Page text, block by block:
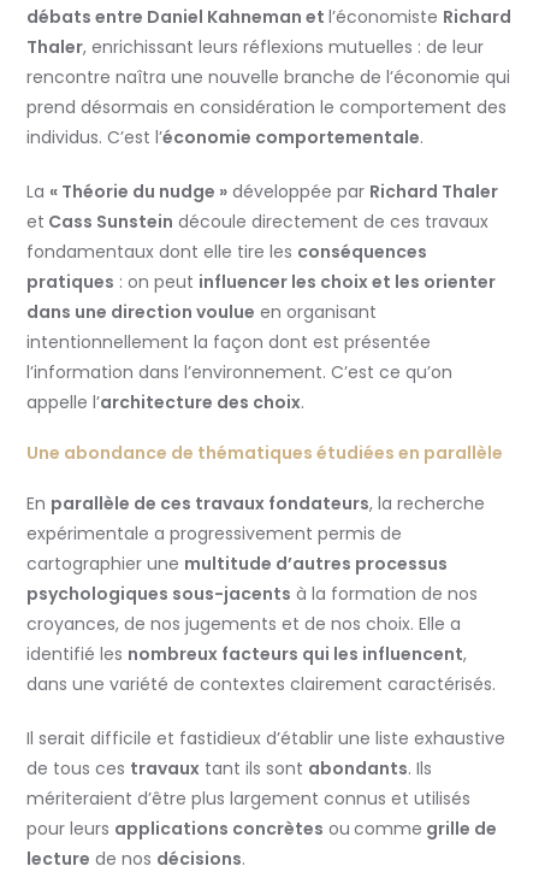
débats entre Daniel Kahneman etl’économiste Richard
Thaler, enrichissant leurs réflexions mutuelles : de leur
rencontre naîtra une nouvelle branche de l’économie qui
prend désormais en considération le comportement des
individus. C’est l’économie comportementale.
La« Théorie du nudge » développée par Richard Thaler
et Cass Sunstein découle directement de ces travaux
fondamentaux dont elle tire les conséquences
pratiques : on peut influencer les choix et les orienter
dans une direction voulue en organisant
intentionnellement la façon dont est présentée
l’information dans l’environnement. C’est ce qu’on
appelle l’architecture des choix.
Une abondance de thématiques étudiées en parallèle
En parallèle de ces travaux fondateurs, la recherche
expérimentale a progressivement permis de
cartographier une multitude d’autres processus
psychologiques sous-jacents à la formation de nos
croyances, de nos jugements et de nos choix. Elle a
identifié les nombreux facteurs qui les influencent,
dans une variété de contextes clairement caractérisés.
Il serait difficile et fastidieux d’établir une liste exhaustive
de tous ces travaux tant ils sont abondants. Ils
mériteraient d’être plus largement connus et utilisés
pour leurs applications concrètes ou comme grille de
lecture de nos décisions.